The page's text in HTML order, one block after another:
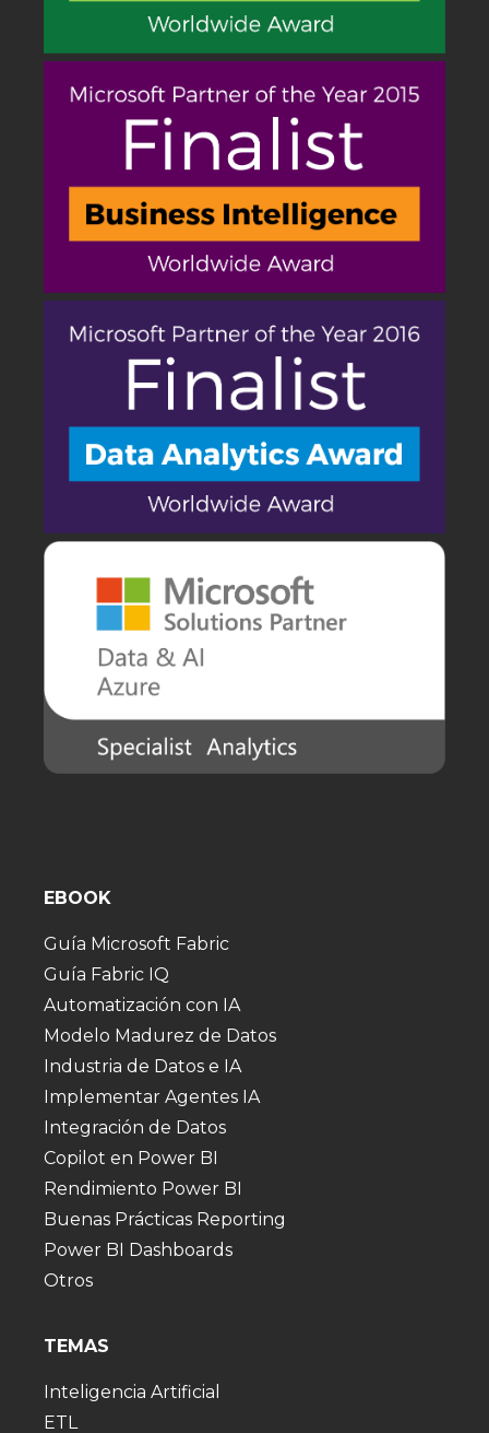
EBOOK
Guía Microsoft Fabric
Guía Fabric IQ
Automatización con IA
Modelo Madurez de Datos
Industria de Datos e IA
Implementar Agentes IA
Integración de Datos
Copilot en Power BI
Rendimiento Power BI
Buenas Prácticas Reporting
Power BI Dashboards
Otros
TEMAS
Inteligencia Artificial
ETL